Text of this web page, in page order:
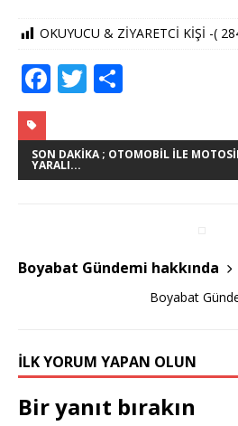
OKUYUCU & ZİYARETCİ KİŞİ -(
F
a
c
e
b
k
T
w
it
te
r
ar
e
SON DAKIKA ; OTOMOBIL ILE
YARALI...
Boyabat Gündemi hakkında
Boyabat
İLK YORUM YAPAN OLUN
Bir yanıt bırakın